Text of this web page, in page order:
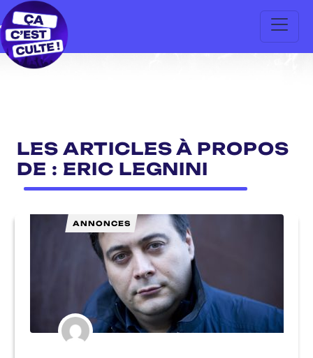
LES ARTICLES À PROPOS
DE : ERIC LEGNINI
ANNONCES